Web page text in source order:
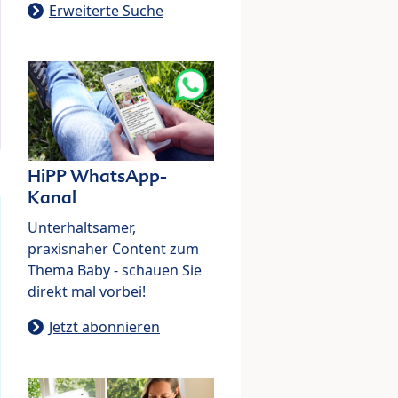
Erweiterte Suche
HiPP WhatsApp-
Kanal
Unterhaltsamer,
praxisnaher Content zum
Thema Baby - schauen Sie
direkt mal vorbei!
Jetzt abonnieren